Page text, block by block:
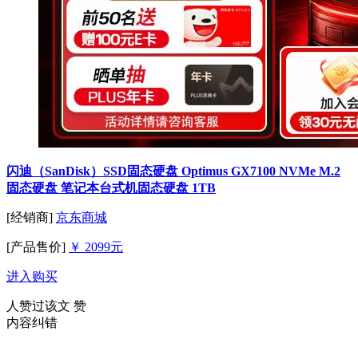
闪迪（SanDisk）SSD固态硬盘 Optimus GX7100 NVMe M.2
固态硬盘 笔记本台式机固态硬盘 1TB
[经销商] 京东商城
[产品售价] ￥ 2099元
进入购买
人赞过该文 赞
内容纠错